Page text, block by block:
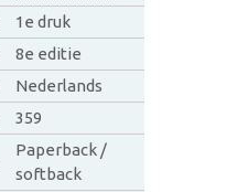
1e druk
8e editie
Nederlands
359
Paperback /
softback